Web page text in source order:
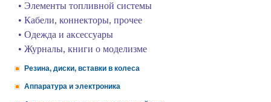
• Элементы топливной системы
• Кабели, коннекторы, прочее
• Одежда и аксессуары
• Журналы, книги о моделизме
Резина, диски, вставки в колеса
Аппаратура и электроника